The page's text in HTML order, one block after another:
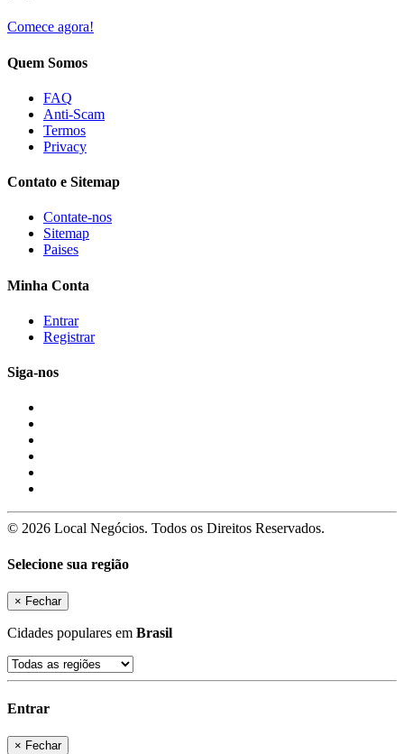
Comece agora!
Quem Somos
FAQ
Anti-Scam
Termos
Privacy
Contato e Sitemap
Contate-nos
Sitemap
Paises
Minha Conta
Entrar
Registrar
Siga-nos
© 2026 Local Negócios. Todos os Direitos Reservados.
Selecione sua região
× Fechar
Cidades populares em Brasil
Entrar
× Fechar